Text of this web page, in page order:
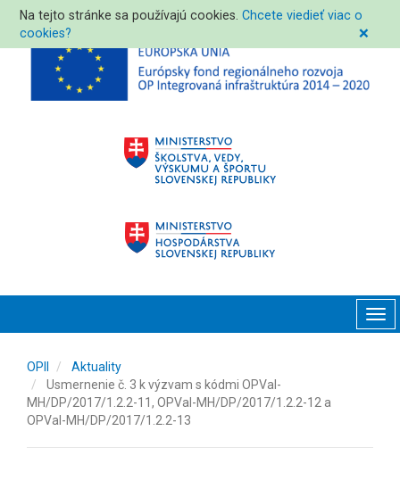
Na tejto stránke sa používajú cookies.Chcete viedieť viac o
cookies?
❌
OPII
Aktuality
Usmernenie č. 3 k výzvam s kódmi OPVaI-
MH/DP/2017/1.2.2-11, OPVaI-MH/DP/2017/1.2.2-12 a
OPVaI-MH/DP/2017/1.2.2-13